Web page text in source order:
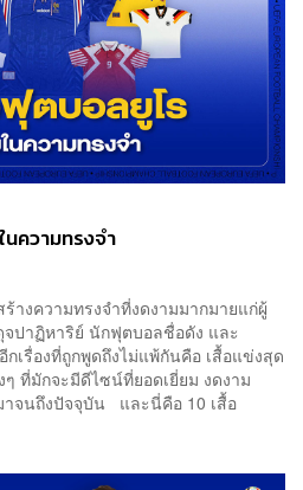
ความทรงจำ
างความทรงจำที่งดงามมากมายแก่ผู้
ปาฏิหาริย์ นักฟุตบอลชื่อดัง และ
รื่องที่ถูกพูดถึงไม่แพ้กันคือ เสื้อแข่งสุด
ที่มักจะมีดีไซน์ที่ยอดเยี่ยม งดงาม
จนถึงปัจจุบัน และนี่คือ 10 เสื้อ